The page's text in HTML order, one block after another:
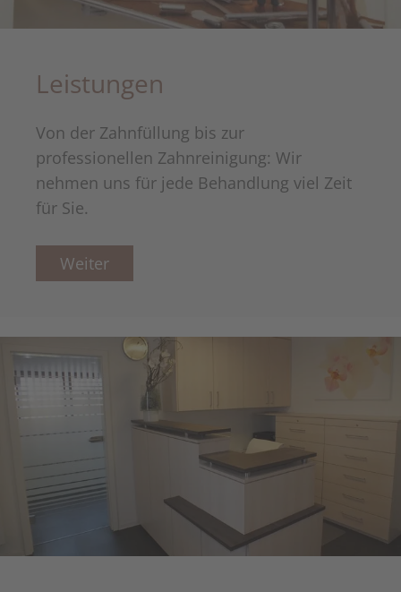
Leistungen
Von der Zahnfüllung bis zur
professionellen Zahnreinigung: Wir
nehmen uns für jede Behandlung viel Zeit
für Sie.
Weiter